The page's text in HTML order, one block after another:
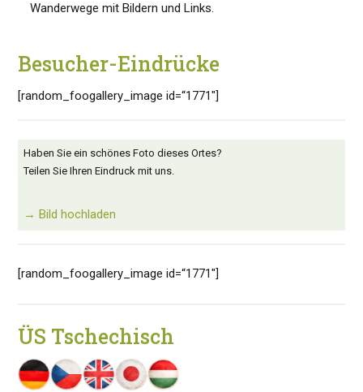
Wanderwege mit Bildern und Links.
Besucher-Eindrücke
[random_foogallery_image id=“1771″]
Haben Sie ein schönes Foto dieses Ortes?
Teilen Sie Ihren Eindruck mit uns.
→ Bild hochladen
[random_foogallery_image id=“1771″]
ÜS Tschechisch